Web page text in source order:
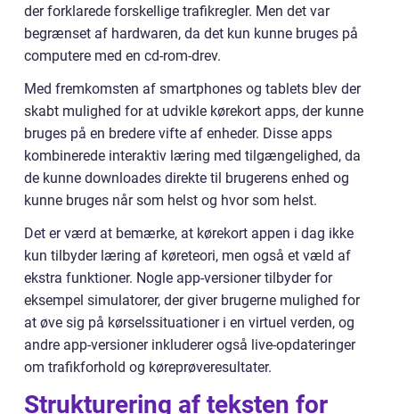
der forklarede forskellige trafikregler. Men det var
begrænset af hardwaren, da det kun kunne bruges på
computere med en cd-rom-drev.
Med fremkomsten af smartphones og tablets blev der
skabt mulighed for at udvikle kørekort apps, der kunne
bruges på en bredere vifte af enheder. Disse apps
kombinerede interaktiv læring med tilgængelighed, da
de kunne downloades direkte til brugerens enhed og
kunne bruges når som helst og hvor som helst.
Det er værd at bemærke, at kørekort appen i dag ikke
kun tilbyder læring af køreteori, men også et væld af
ekstra funktioner. Nogle app-versioner tilbyder for
eksempel simulatorer, der giver brugerne mulighed for
at øve sig på kørselssituationer i en virtuel verden, og
andre app-versioner inkluderer også live-opdateringer
om trafikforhold og køreprøveresultater.
Strukturering af teksten for